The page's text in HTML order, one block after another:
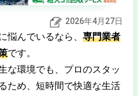
2026年4月27日
悩んでいるなら、 専門業者
です。
な環境でも、プロのスタッ
ため、短時間で快適な生活